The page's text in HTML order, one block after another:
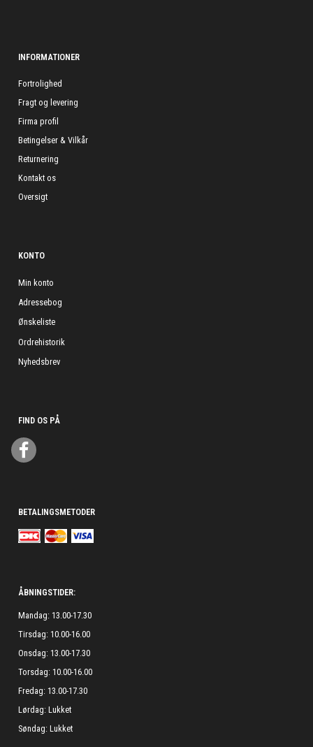
INFORMATIONER
Fortrolighed
Fragt og levering
Firma profil
Betingelser & Vilkår
Returnering
Kontakt os
Oversigt
KONTO
Min konto
Adressebog
Ønskeliste
Ordrehistorik
Nyhedsbrev
FIND OS PÅ
BETALINGSMETODER
ÅBNINGSTIDER:
Mandag: 13.00-17.30
Tirsdag: 10.00-16.00
Onsdag: 13.00-17.30
Torsdag: 10.00-16.00
Fredag: 13.00-17.30
Lørdag: Lukket
Søndag: Lukket